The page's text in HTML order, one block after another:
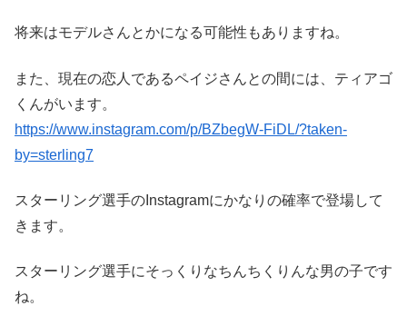
将来はモデルさんとかになる可能性もありますね。
また、現在の恋人であるペイジさんとの間には、ティアゴ
くんがいます。
https://www.instagram.com/p/BZbegW-FiDL/?taken-
by=sterling7
スターリング選手のInstagramにかなりの確率で登場して
きます。
スターリング選手にそっくりなちんちくりんな男の子です
ね。